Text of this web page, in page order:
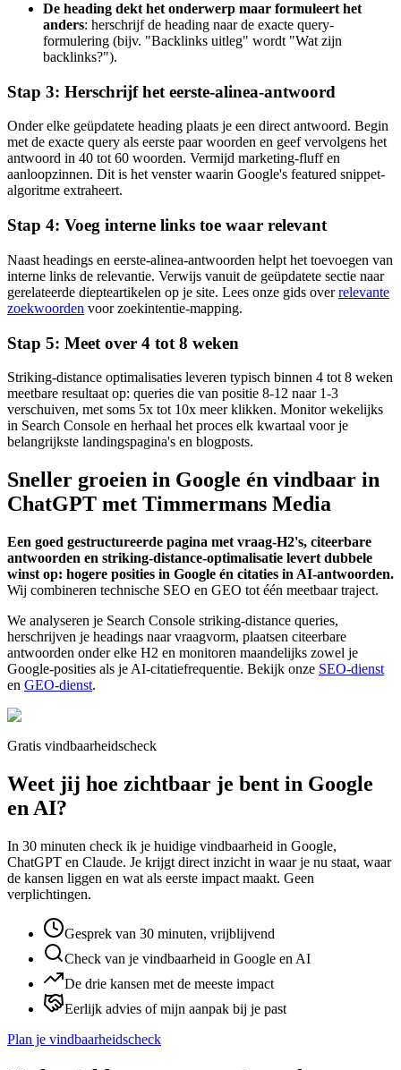
De heading dekt het onderwerp maar formuleert het
anders: herschrijf de heading naar de exacte query-
formulering (bijv. "Backlinks uitleg" wordt "Wat zijn
backlinks?").
Stap 3: Herschrijf het eerste-alinea-antwoord
Onder elke geüpdatete heading plaats je een direct antwoord. Begin
met de exacte query als eerste paar woorden en geef vervolgens het
antwoord in 40 tot 60 woorden. Vermijd marketing-fluff en
aanloopzinnen. Dit is het venster waarin Google's featured snippet-
algoritme extraheert.
Stap 4: Voeg interne links toe waar relevant
Naast headings en eerste-alinea-antwoorden helpt het toevoegen van
interne links de relevantie. Verwijs vanuit de geüpdatete sectie naar
gerelateerde diepteartikelen op je site. Lees onze gids overrelevante
zoekwoorden voor zoekintentie-mapping.
Stap 5: Meet over 4 tot 8 weken
Striking-distance optimalisaties leveren typisch binnen 4 tot 8 weken
meetbare resultaat op: queries die van positie 8-12 naar 1-3
verschuiven, met soms 5x tot 10x meer klikken. Monitor wekelijks
in Search Console en herhaal het proces elk kwartaal voor je
belangrijkste landingspagina's en blogposts.
Sneller groeien in Google én vindbaar in
ChatGPT met Timmermans Media
Een goed gestructureerde pagina met vraag-H2's, citeerbare
antwoorden en striking-distance-optimalisatie levert dubbele
winst op: hogere posities in Google én citaties in AI-antwoorden.
Wij combineren technische SEO en GEO tot één meetbaar traject.
We analyseren je Search Console striking-distance queries,
herschrijven je headings naar vraagvorm, plaatsen citeerbare
antwoorden onder elke H2 en monitoren maandelijks zowel je
Google-posities als je AI-citatiefrequentie. Bekijk onze SEO-dienst
en GEO-dienst.
Gratis vindbaarheidscheck
Weet jij hoe zichtbaar je bent in Google
en AI?
In 30 minuten check ik je huidige vindbaarheid in Google,
ChatGPT en Claude. Je krijgt direct inzicht in waar je nu staat, waar
de kansen liggen en wat als eerste impact maakt. Geen
verplichtingen.
Gesprek van 30 minuten, vrijblijvend
Check van je vindbaarheid in Google en AI
De drie kansen met de meeste impact
Eerlijk advies of mijn aanpak bij je past
Plan je vindbaarheidscheck